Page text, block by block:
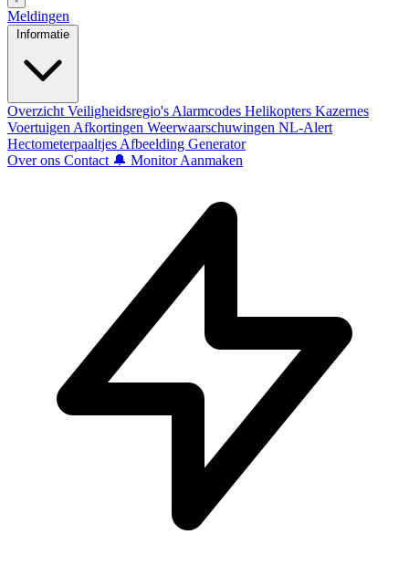
Meldingen
Informatie
Overzicht Veiligheidsregio's Alarmcodes Helikopters Kazernes
Voertuigen Afkortingen Weerwaarschuwingen NL-Alert
Hectometerpaaltjes Afbeelding Generator
Over ons Contact 🔔 Monitor Aanmaken